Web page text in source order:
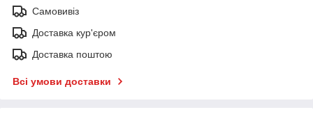
Самовивіз
Доставка кур'єром
Доставка поштою
Всі умови доставки